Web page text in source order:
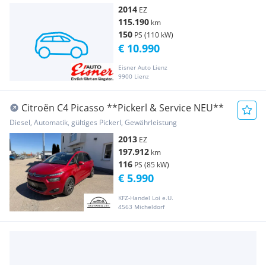
2014 EZ
115.190 km
150 PS (110 kW)
Eisner Auto Lienz
9900 Lienz
€ 10.990
Citroën C4 Picasso **Pickerl & Service NEU**
Diesel, Automatik, gültiges Pickerl, Gewährleistung
2013 EZ
197.912 km
116 PS (85 kW)
KFZ-Handel Loi e.U.
4563 Micheldorf
€ 5.990